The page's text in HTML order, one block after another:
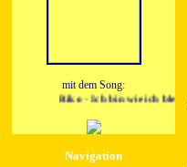
mit dem Song:
Riko - Ich bin wie ich bleibe
Navigation